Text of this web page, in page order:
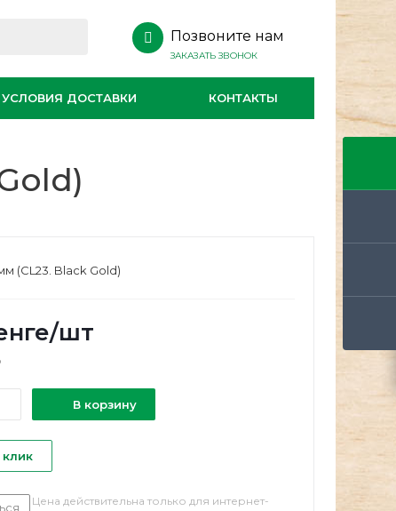
Позвоните нам
ЗАКАЗАТЬ ЗВОНОК
УСЛОВИЯ ДОСТАВКИ КОНТАКТЫ
(CL23. Black Gold)
/шт
В корзину
клик
Цена действительна только для интернет-